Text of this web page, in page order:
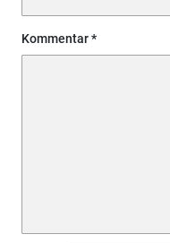
Kommentar